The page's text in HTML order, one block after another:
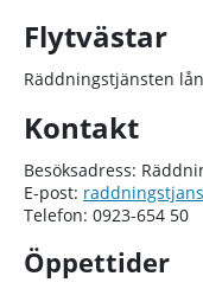
Flytvästar
Räddningstjänsten
Kontakt
Besöksadress:
E-post:
Telefon: 0923-654 50
Öppettider